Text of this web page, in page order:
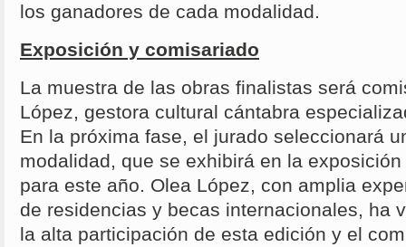
los ganadores de cada modalidad.
Exposición y comisariado
La muestra de las obras finalistas será
López, gestora cultural cántabra
En la próxima fase, el jurado seleccionará
modalidad, que se exhibirá en la
para este año. Olea López, con amplia
de residencias y becas internacionales, ha
la alta participación de esta edición y el